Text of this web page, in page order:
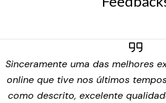
Sinceramente uma das melhores
online que tive nos últimos
como descrito, excelente